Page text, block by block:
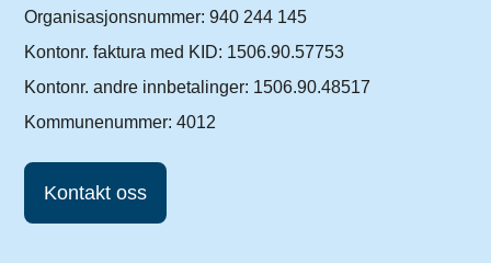
Organisasjonsnummer: 940 244 145
Kontonr. faktura med KID: 1506.90.57753
Kontonr. andre innbetalinger: 1506.90.48517
Kommunenummer: 4012
Kontakt oss